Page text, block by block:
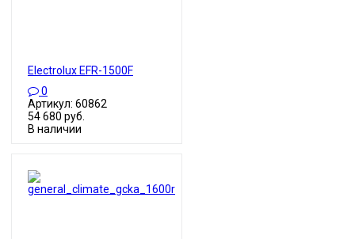
Electrolux EFR-1500F
0
Артикул: 60862
54 680 руб.
В наличии